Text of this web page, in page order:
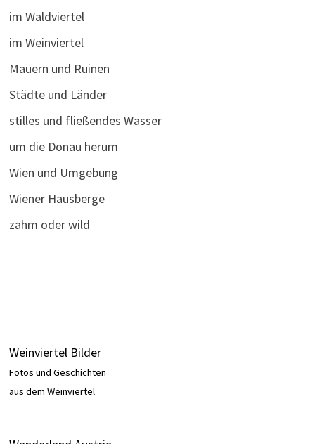
im Waldviertel
im Weinviertel
Mauern und Ruinen
Städte und Länder
stilles und fließendes Wasser
um die Donau herum
Wien und Umgebung
Wiener Hausberge
zahm oder wild
Weinviertel Bilder
Fotos und Geschichten
aus dem Weinviertel